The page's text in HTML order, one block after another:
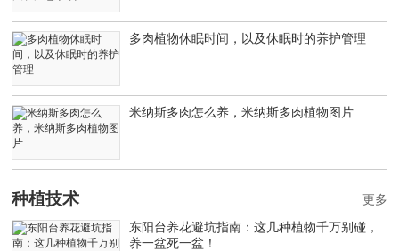
多肉植物休眠时间，以及休眠时的养护管理
米纳斯多肉怎么养，米纳斯多肉植物图片
种植技术
东阳台养花避坑指南：这几种植物千万别碰，
养一盆死一盆！
更多